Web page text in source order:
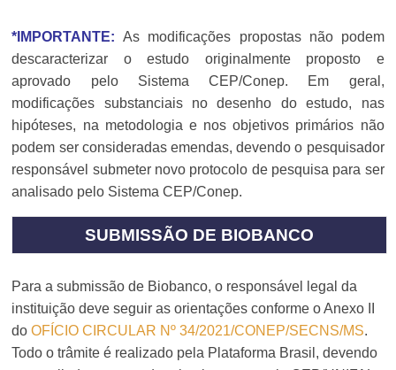
*IMPORTANTE:As modificações propostas não podem
descaracterizar o estudo originalmente proposto e
aprovado pelo Sistema CEP/Conep. Em geral,
modificações substanciais no desenho do estudo, nas
hipóteses, na metodologia e nos objetivos primários não
podem ser consideradas emendas, devendo o pesquisador
responsável submeter novo protocolo de pesquisa para ser
analisado pelo Sistema CEP/Conep.
SUBMISSÃO DE BIOBANCO
Para a submissão de Biobanco, o responsável legal da
instituição deve seguir as orientações conforme o Anexo II
doOFÍCIO CIRCULAR Nº 34/2021/CONEP/SECNS/MS.
Todo o trâmite é realizado pela Plataforma Brasil, devendo